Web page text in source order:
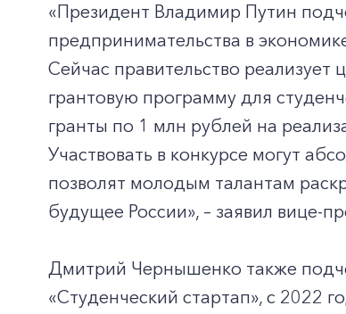
«Президент Владимир Путин
предпринимательства в
Сейчас правительство
грантовую программу для
гранты по 1 млн рублей на
Участвовать в конкурсе могут
позволят молодым талантам
будущее России», – заявил вице-
Дмитрий Чернышенко также
«Студенческий стартап», с 2022